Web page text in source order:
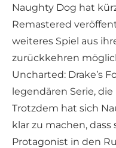
Naughty Dog hat
Remastered
weiteres Spiel aus
zurückkehren
Uncharted: Drake’s
legendären Serie,
Trotzdem hat sich
klar zu machen,
Protagonist in den